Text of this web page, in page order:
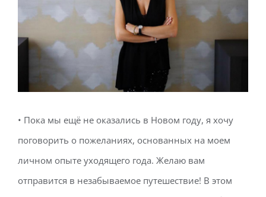
• Пока мы ещё не оказались в Новом году, я хочу
поговорить о пожеланиях, основанных на моем
личном опыте уходящего года. Желаю вам
отправится в незабываемое путешествие! В этом